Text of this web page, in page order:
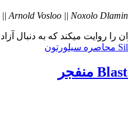
|| Arnold Vosloo || Noxolo